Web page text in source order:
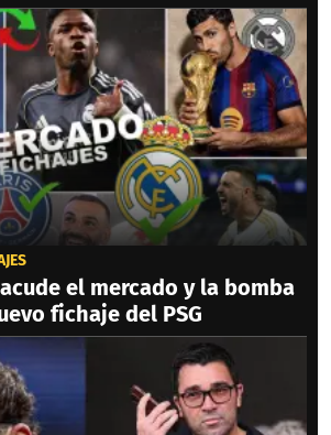
el mercado y la bomba
fichaje del PSG